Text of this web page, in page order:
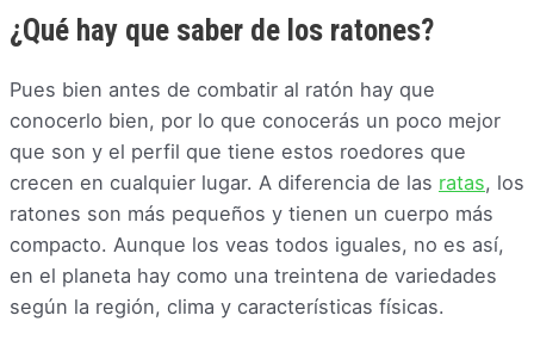
¿Qué hay que saber de los ratones?
Pues bien antes de combatir al ratón hay que
conocerlo bien, por lo que conocerás un poco mejor
que son y el perfil que tiene estos roedores que
crecen en cualquier lugar. A diferencia de las ratas, los
ratones son más pequeños y tienen un cuerpo más
compacto. Aunque los veas todos iguales, no es así,
en el planeta hay como una treintena de variedades
según la región, clima y características físicas.